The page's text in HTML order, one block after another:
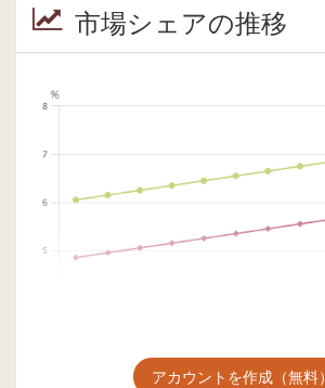
市場シェアの推移
アカウントを作成（無料）